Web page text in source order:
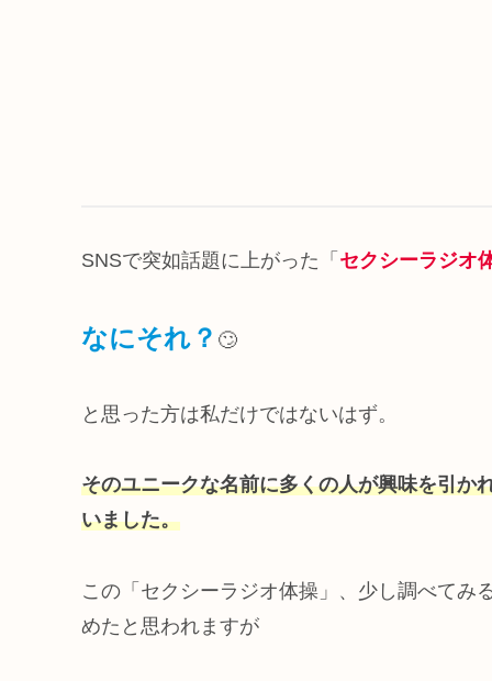
SNSで突如話題に上がった「 セクシーラジオ
なにそれ？ 🙄
と思った方は私だけではないはず。
そのユニークな名前に多くの人が興味を引か
いました。
この「セクシーラジオ体操」、少し調べてみ
めたと思われますが